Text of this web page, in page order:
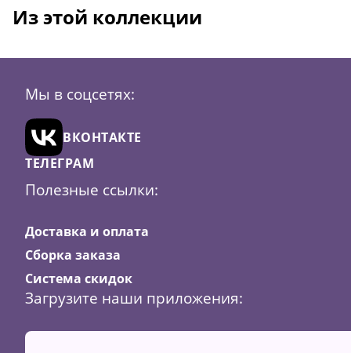
Из этой коллекции
Мы в соцсетях:
ВКОНТАКТЕ
ТЕЛЕГРАМ
Полезные ссылки:
Доставка и оплата
Сборка заказа
Система скидок
Загрузите наши приложения: